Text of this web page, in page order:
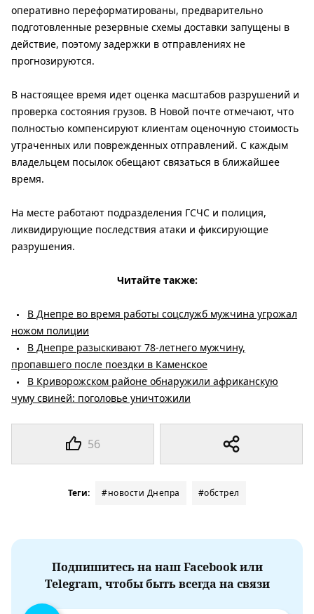
56
оперативно переформатированы, предварительно
подготовленные резервные схемы доставки запущены в
действие, поэтому задержки в отправлениях не
прогнозируются.
В настоящее время идет оценка масштабов разрушений и
проверка состояния грузов. В Новой почте отмечают, что
полностью компенсируют клиентам оценочную стоимость
утраченных или поврежденных отправлений. С каждым
владельцем посылок обещают связаться в ближайшее
время.
На месте работают подразделения ГСЧС и полиция,
ликвидирующие последствия атаки и фиксирующие
разрушения.
Читайте также:
В Днепре во время работы соцслужб мужчина угрожал
ножом полиции
В Днепре разыскивают 78-летнего мужчину,
пропавшего после поездки в Каменское
В Криворожском районе обнаружили африканскую
чуму свиней: поголовье уничтожили
Теги: #новости Днепра #обстрел
Подпишитесь на наш Facebook или
Telegram, чтобы быть всегда на связи